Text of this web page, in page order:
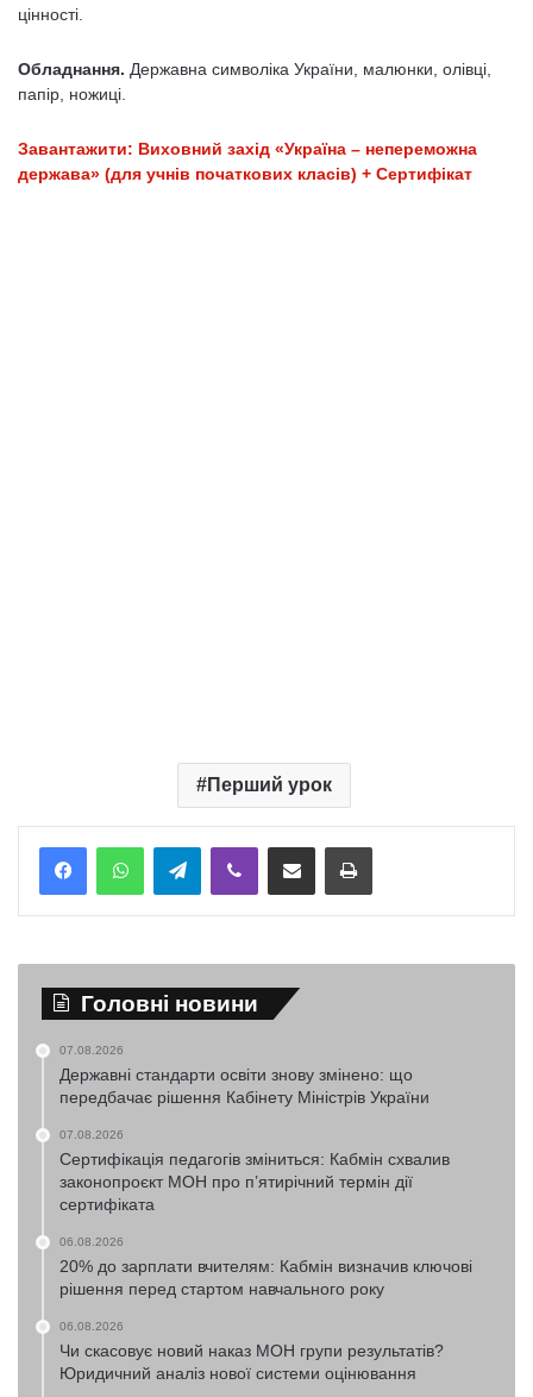
цінності.
Обладнання. Державна символіка України, малюнки, олівці,
папір, ножиці.
Завантажити: Виховний захід «Україна – непереможна
держава» (для учнів початкових класів) + Сертифікат
Перший урок
TelegramViber Надіслати електронною поштоюНадрукувати
Головні новини
07.08.2026
Державні стандарти освіти знову змінено: що
передбачає рішення Кабінету Міністрів України
07.08.2026
Сертифікація педагогів зміниться: Кабмін схвалив
законопроєкт МОН про п’ятирічний термін дії
сертифіката
06.08.2026
20% до зарплати вчителям: Кабмін визначив ключові
рішення перед стартом навчального року
06.08.2026
Чи скасовує новий наказ МОН групи результатів?
Юридичний аналіз нової системи оцінювання